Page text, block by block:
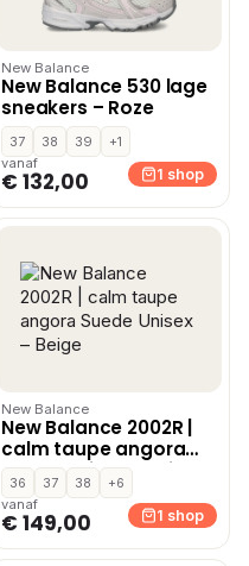
New Balance
New Balance 530 lage
sneakers – Roze
37 38 39
+1
vanaf
€ 132,00 1 shop
New Balance
New Balance 2002R |
calm taupe angora
Suede Unisex – Beige
36 37 38
+6
vanaf
€ 149,00 1 shop